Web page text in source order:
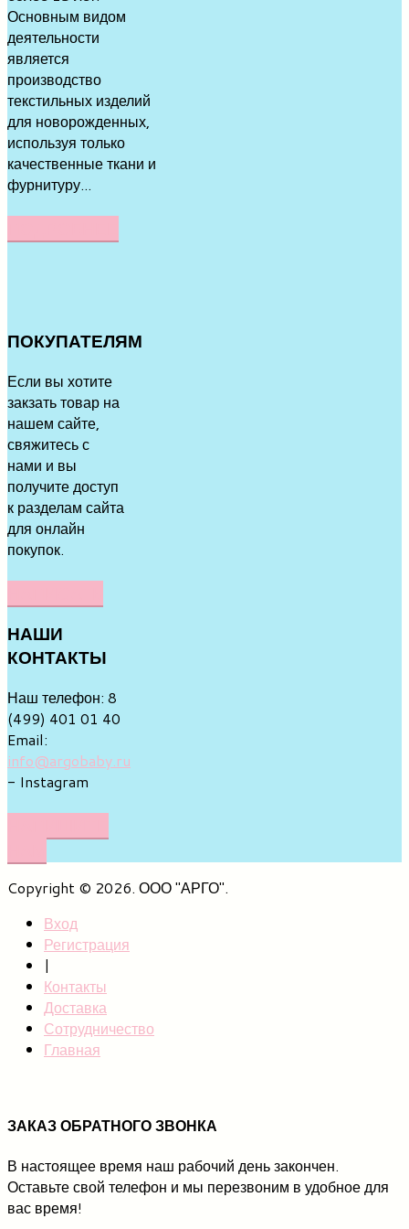
Основным видом
деятельности
является
производство
текстильных изделий
для новорожденных,
используя только
качественные ткани и
фурнитуру...
ПОКУПАТЕЛЯМ
Если вы хотите
закзать товар на
нашем сайте,
свяжитесь с
нами и вы
получите доступ
к разделам сайта
для онлайн
покупок.
НАШИ
КОНТАКТЫ
Наш телефон: 8
(499) 401 01 40
Email:
info@argobaby.ru
- Instagram
Copyright © 2026. ООО "АРГО".
Вход
Регистрация
|
Контакты
Доставка
Сотрудничество
Главная
ЗАКАЗ ОБРАТНОГО ЗВОНКА
В настоящее время наш рабочий день закончен.
Оставьте свой телефон и мы перезвоним в удобное для
вас время!